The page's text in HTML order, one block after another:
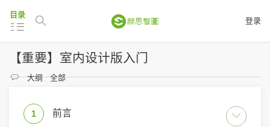
目录
登录
【重要】室内设计版入门
大纲 全部
1 前言